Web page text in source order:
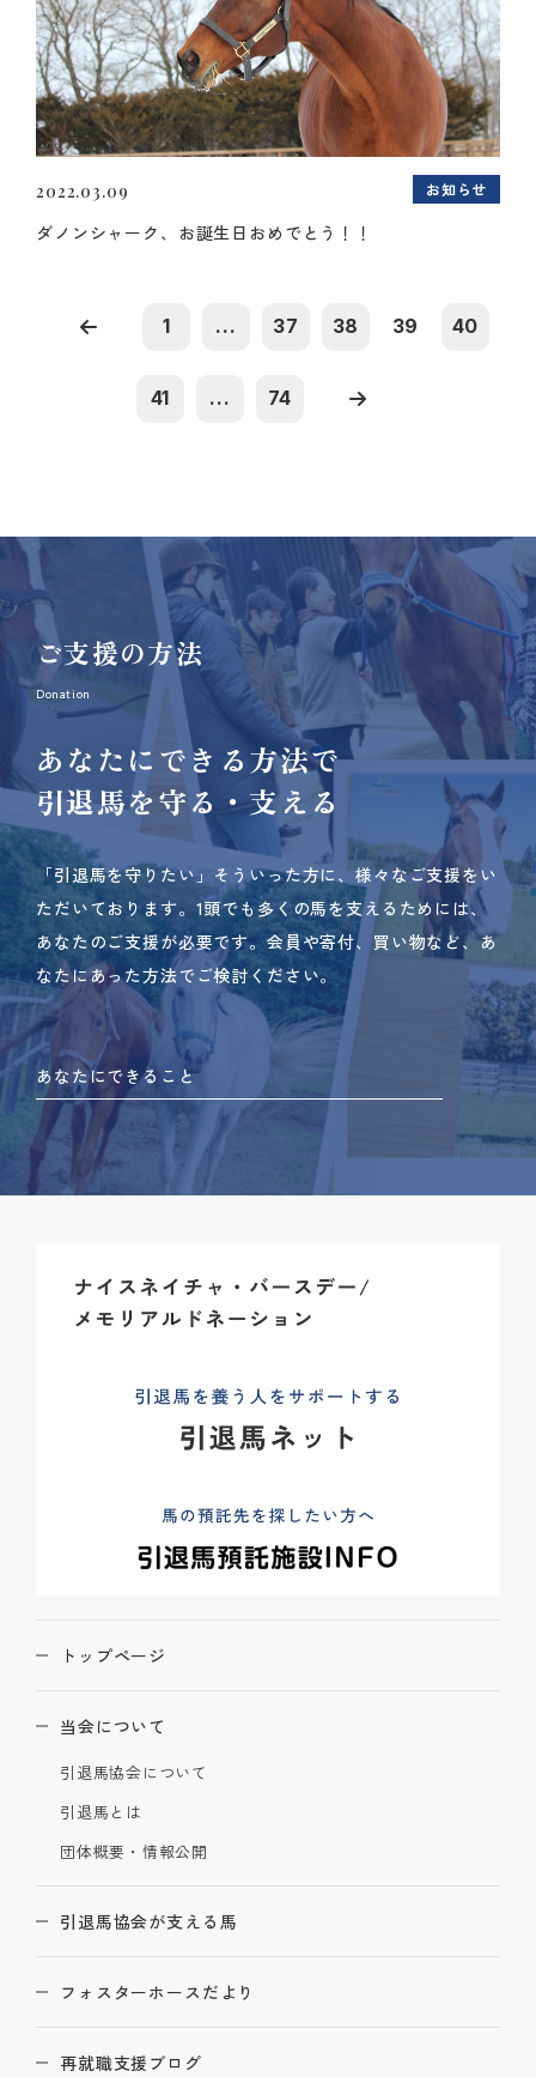
2022.03.09 お知らせ
ダノンシャーク、お誕生日おめでとう！！
1 ... 37 38 39 40
41 ... 74
ご支援の方法
Donation
あなたにできる方法で
引退馬を守る・支える
「引退馬を守りたい」そういった方に、様々なご支援をい
ただいております。 1頭でも多くの馬を支えるためには、
あなたのご支援が必要です。 会員や寄付、買い物など、あ
なたにあった方法でご検討ください。
あなたにできること
トップページ
当会について
引退馬協会について
引退馬とは
団体概要・情報公開
引退馬協会が支える馬
フォスターホースだより
再就職支援ブログ